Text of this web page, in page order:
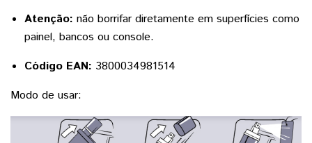
Atenção: não borrifar diretamente em superfícies como
painel, bancos ou console.
Código EAN: 3800034981514
Modo de usar: